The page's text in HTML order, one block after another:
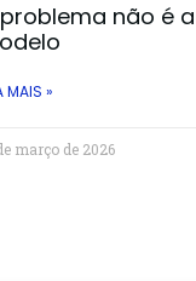
não é
MAIS »
março de 2026